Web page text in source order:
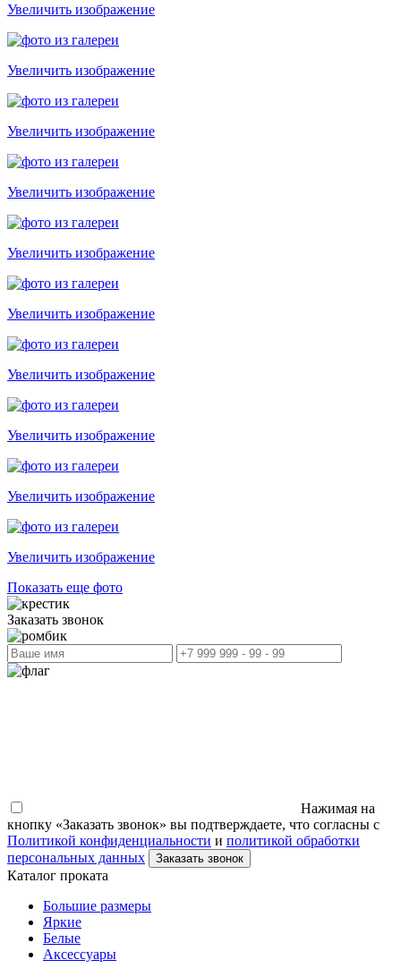
Увеличить изображение
Увеличить изображение
Увеличить изображение
Увеличить изображение
Увеличить изображение
Увеличить изображение
Увеличить изображение
Увеличить изображение
Увеличить изображение
Увеличить изображение
Показать еще фото
Заказать звонок
Нажимая на
кнопку «Заказать звонок» вы подтверждаете, что согласны с
Политикой конфиденциальности и политикой обработки
персональных данных
Заказать звонок
Каталог проката
Большие размеры
Яркие
Белые
Аксессуары